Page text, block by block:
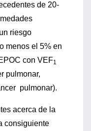
de 20-
riesgo
menos el 5% en
con VEF1
pulmonar,
pulmonar).
acerca de la
consiguiente